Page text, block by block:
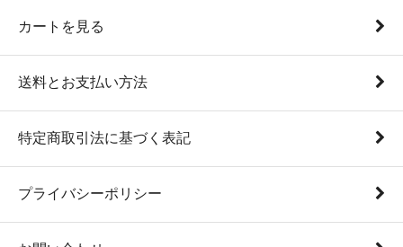
カートを見る
送料とお支払い方法
特定商取引法に基づく表記
プライバシーポリシー